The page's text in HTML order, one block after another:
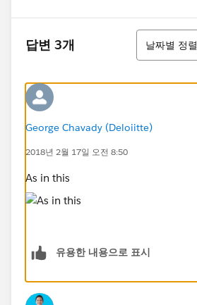
답변 3개
정렬
날짜별 정렬
George Chavady (Deloiitte)
2018년 2월 17일 오전 8:50
As in this
유용한 내용으로 표시